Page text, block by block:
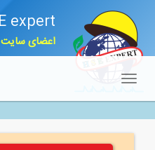
expert
اعضای سایت: 9901
Toggle
navigation